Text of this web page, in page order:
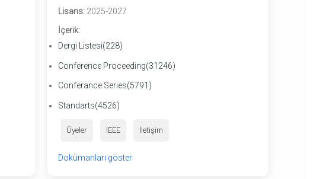
Lisans:2025-2027
İçerik:
Dergi Listesi(228)
Conference Proceeding(31246)
Conferance Series(5791)
Standarts(4526)
Üyeler IEEE İletişim
Dokümanları göster